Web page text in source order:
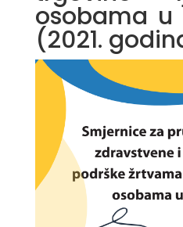
osobama u
(2021.